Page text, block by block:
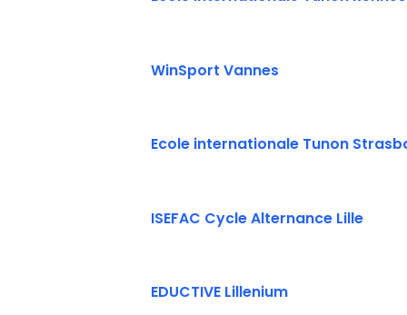
WinSport Vannes
Ecole internationale Tunon
ISEFAC Cycle Alternance Lille
EDUCTIVE Lillenium